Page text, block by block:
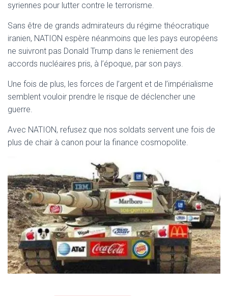
syriennes pour lutter contre le terrorisme.
Sans être de grands admirateurs du régime théocratique
iranien, NATION espère néanmoins que les pays européens
ne suivront pas Donald Trump dans le reniement des
accords nucléaires pris, à l’époque, par son pays.
Une fois de plus, les forces de l’argent et de l’impérialisme
semblent vouloir prendre le risque de déclencher une
guerre.
Avec NATION, refusez que nos soldats servent une fois de
plus de chair à canon pour la finance cosmopolite.